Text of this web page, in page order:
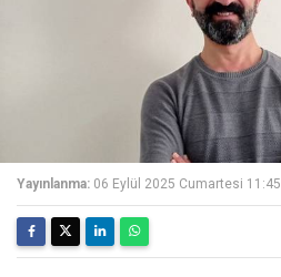
Yayınlanma: 06 Eylül 2025 Cumartesi 11:45